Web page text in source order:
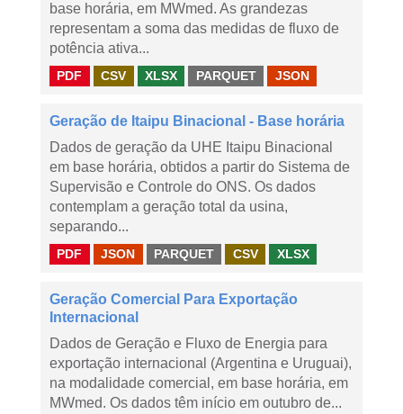
base horária, em MWmed. As grandezas
representam a soma das medidas de fluxo de
potência ativa...
PDF CSV XLSX PARQUET JSON
Geração de Itaipu Binacional - Base horária
Dados de geração da UHE Itaipu Binacional
em base horária, obtidos a partir do Sistema de
Supervisão e Controle do ONS. Os dados
contemplam a geração total da usina,
separando...
PDF JSON PARQUET CSV XLSX
Geração Comercial Para Exportação
Internacional
Dados de Geração e Fluxo de Energia para
exportação internacional (Argentina e Uruguai),
na modalidade comercial, em base horária, em
MWmed. Os dados têm início em outubro de...